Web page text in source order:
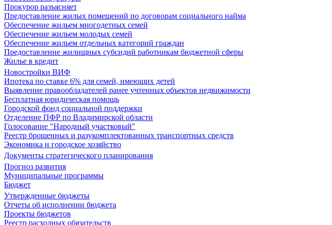
Прокурор разъясняет
Предоставление жилых помещений по договорам социального найма
Обеспечение жильем многодетных семей
Обеспечение жильем молодых семей
Обеспечение жильем отдельных категорий граждан
Предоставление жилищных субсидий работникам бюджетной сферы
Жилье в кредит
Новостройки ВИФ
Ипотека по ставке 6% для семей, имеющих детей
Выявление правообладателей ранее учтенных объектов недвижимости
Бесплатная юридическая помощь
Городской фонд социальной поддержки
Отделение ПФР по Владимирской области
Голосование "Народный участковый"
Реестр брошенных и разукомплектованных транспортных средств
Экономика и городское хозяйство
Документы стратегического планирования
Прогноз развития
Муниципальные программы
Бюджет
Утвержденные бюджеты
Отчеты об исполнении бюджета
Проекты бюджетов
Реестр расходных обязательств